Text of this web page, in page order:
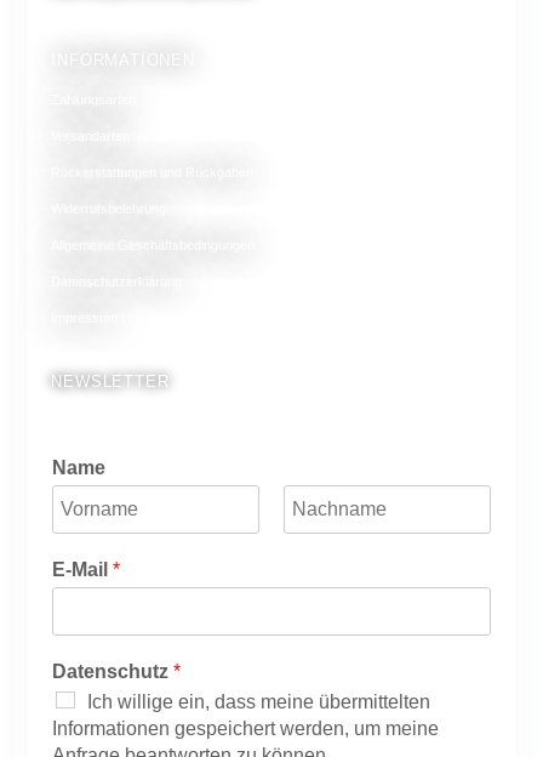
INFORMATIONEN
NEWSLETTER
Name
o
r
m
a
E-Mail*
Datenschutz*
Ich willige ein, dass meine übermittelten
Informationen gespeichert werden, um meine